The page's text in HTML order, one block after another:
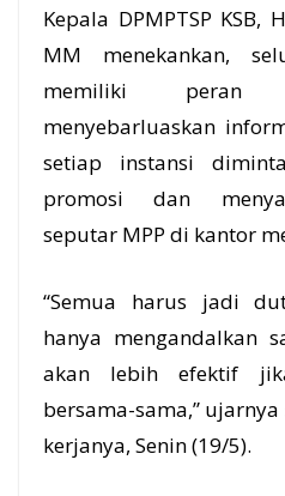
Kepala DPMPTSP KSB,
MM menekankan,
memiliki peran
menyebarluaskan
setiap instansi
promosi dan
seputar MPP di kantor
“Semua harus jadi
hanya mengandalkan
akan lebih efektif
bersama-sama,”
kerjanya, Senin (19/5).